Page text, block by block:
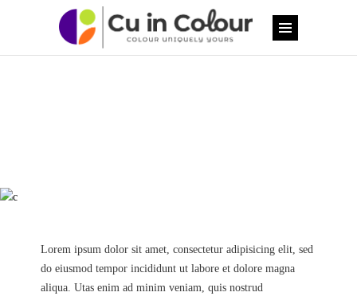
Lorem ipsum dolor sit amet, consectetur adipisicing elit, sed
do eiusmod tempor incididunt ut labore et dolore magna
aliqua. Utas enim ad minim veniam, quis nostrud